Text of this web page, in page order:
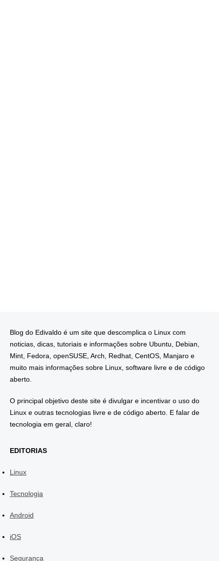
Blog do Edivaldo é um site que descomplica o Linux com
noticias, dicas, tutoriais e informações sobre Ubuntu, Debian,
Mint, Fedora, openSUSE, Arch, Redhat, CentOS, Manjaro e
muito mais informações sobre Linux, software livre e de código
aberto.
O principal objetivo deste site é divulgar e incentivar o uso do
Linux e outras tecnologias livre e de código aberto. E falar de
tecnologia em geral, claro!
EDITORIAS
Linux
Tecnologia
Android
iOS
Segurança